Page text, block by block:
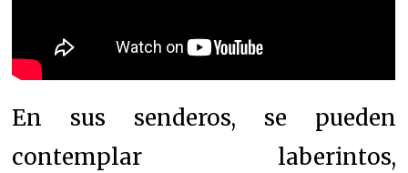
En sus senderos, se pueden
contemplar laberintos,